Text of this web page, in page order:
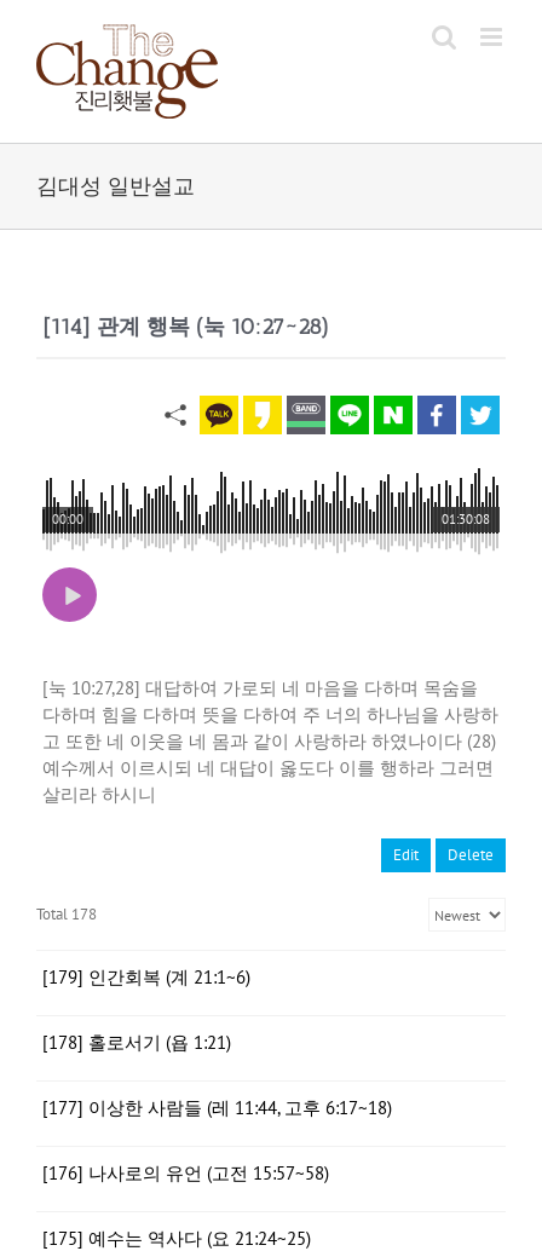
content
김대성 일반설교
[114] 관계 행복 (눅 10:27~28)
01:30:08
00:00
[눅 10:27,28] 대답하여 가로되 네 마음을 다하며 목숨을
다하며 힘을 다하며 뜻을 다하여 주 너의 하나님을 사랑하
고 또한 네 이웃을 네 몸과 같이 사랑하라 하였나이다 (28)
예수께서 이르시되 네 대답이 옳도다 이를 행하라 그러면
살리라 하시니
Edit Delete
Total 178
[179] 인간회복 (계 21:1~6)
[178] 홀로서기 (욥 1:21)
[177] 이상한 사람들 (레 11:44, 고후 6:17~18)
[176] 나사로의 유언 (고전 15:57~58)
[175] 예수는 역사다 (요 21:24~25)